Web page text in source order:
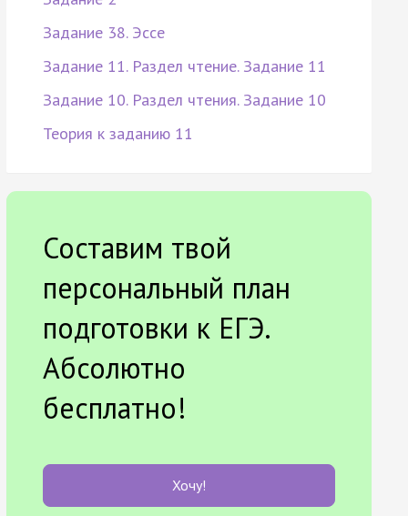
Задание 38. Эссе
Задание 11. Раздел чтение. Задание 11
Задание 10. Раздел чтения. Задание 10
Теория к заданию 11
Составим твой
персональный план
подготовки к ЕГЭ.
Абсолютно
бесплатно!
Хочу!